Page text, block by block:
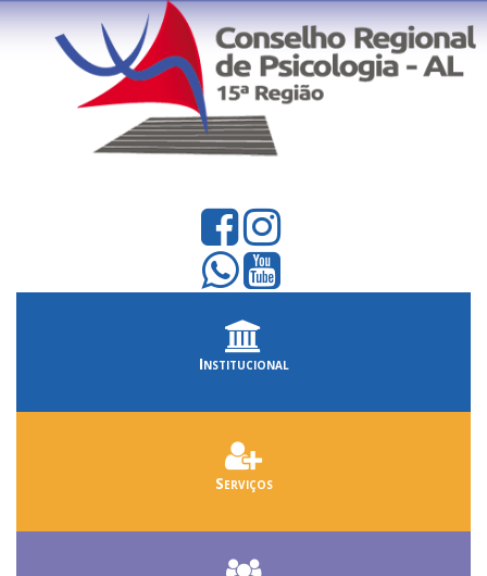
Institucional
Serviços